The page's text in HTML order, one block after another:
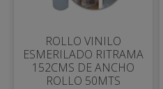
ROLLO VINILO
ESMERILADO RITRAMA
152CMS DE ANCHO
ROLLO 50MTS